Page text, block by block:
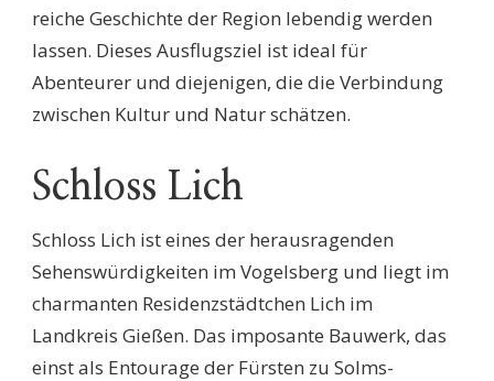
reiche Geschichte der Region lebendig werden
lassen. Dieses Ausflugsziel ist ideal für
Abenteurer und diejenigen, die die Verbindung
zwischen Kultur und Natur schätzen.
Schloss Lich
Schloss Lich ist eines der herausragenden
Sehenswürdigkeiten im Vogelsberg und liegt im
charmanten Residenzstädtchen Lich im
Landkreis Gießen. Das imposante Bauwerk, das
einst als Entourage der Fürsten zu Solms-